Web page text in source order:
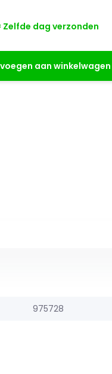
Zelfde dag verzonden
aan winkelwagen
975728